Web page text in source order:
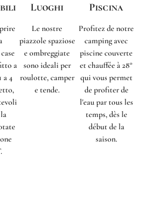
a
a 4
Luoghi
Le nostre
piazzole spaziose
e ombreggiate
sono ideali per
roulotte, camper
e tende.
Piscina
Profitez de notre
camping avec
piscine couverte
et chauffée à 28°
qui vous permet
de profiter de
l'eau par tous les
temps, dès le
début de la
saison.